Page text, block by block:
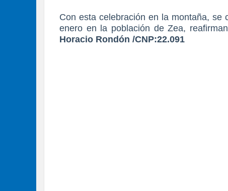
Con esta celebración en la montaña, se
enero en la población de Zea,
Horacio Rondón /CNP:22.091